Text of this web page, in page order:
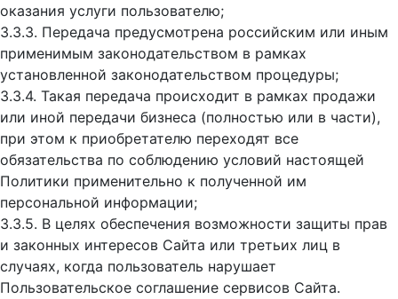
оказания услуги пользователю;
3.3.3. Передача предусмотрена российским или иным
применимым законодательством в рамках
установленной законодательством процедуры;
3.3.4. Такая передача происходит в рамках продажи
или иной передачи бизнеса (полностью или в части),
при этом к приобретателю переходят все
обязательства по соблюдению условий настоящей
Политики применительно к полученной им
персональной информации;
3.3.5. В целях обеспечения возможности защиты прав
и законных интересов Сайта или третьих лиц в
случаях, когда пользователь нарушает
Пользовательское соглашение сервисов Сайта.